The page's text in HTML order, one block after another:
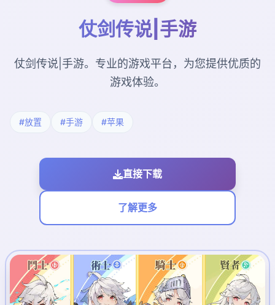
仗剑传说|手游
仗剑传说|手游。专业的游戏平台，为您提供优质的
游戏体验。
#放置 #手游 #苹果
直接下载
了解更多